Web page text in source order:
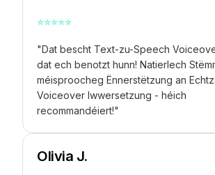
⭐⭐⭐⭐⭐
"Dat bescht Text-zu-Speech
dat ech benotzt hunn! Natierlech
méisproocheg Ënnerstëtzung an
Voiceover Iwwersetzung - héich
recommandéiert!"
Olivia J.